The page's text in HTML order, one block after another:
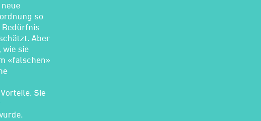
so
Aber
wie sie
«falschen»
Sie